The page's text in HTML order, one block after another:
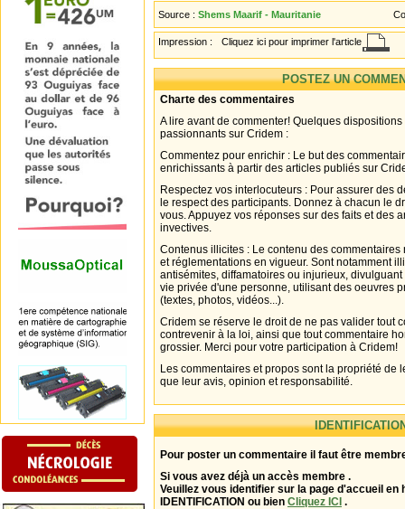
Source : Shems Maarif - Mauritanie
Impression : Cliquez ici pour imprimer l'article
POSTEZ UN
Charte des commentaires
A lire avant de commenter! Quelques
passionnants sur Cridem :
Commentez pour enrichir : Le but des
enrichissants à partir des articles publiés sur
Respectez vos interlocuteurs : Pour assurer des
le respect des participants. Donnez à chacun le
vous. Appuyez vos réponses sur des faits et des
invectives.
Contenus illicites : Le contenu des
et réglementations en vigueur. Sont notamment
antisémites, diffamatoires ou injurieux,
vie privée d'une personne, utilisant des oeuvres
(textes, photos, vidéos...).
Cridem se réserve le droit de ne pas valider tout
contrevenir à la loi, ainsi que tout commentaire
grossier. Merci pour votre participation à Cridem!
Les commentaires et propos sont la propriété de
que leur avis, opinion et responsabilité.
Pour poster un commentaire il faut être
Si vous avez déjà un accès membre .
Veuillez vous identifier sur la page d'accueil en
IDENTIFICATION ou bien Cliquez ICI .